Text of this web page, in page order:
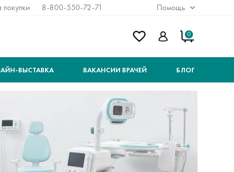
покупки 8-800-550-72-71 Помощь
0
ВЫСТАВКА ВАКАНСИИ ВРАЧЕЙ БЛОГ